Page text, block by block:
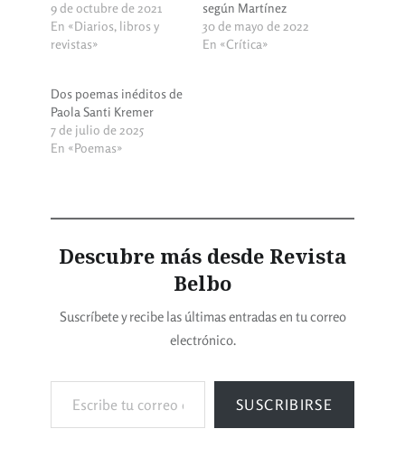
9 de octubre de 2021
En «Diarios, libros y
revistas»
según Martínez
30 de mayo de 2022
En «Crítica»
Dos poemas inéditos de
Paola Santi Kremer
7 de julio de 2025
En «Poemas»
Descubre más desde Revista
Belbo
Suscríbete y recibe las últimas entradas en tu correo
electrónico.
SUSCRIBIRSE